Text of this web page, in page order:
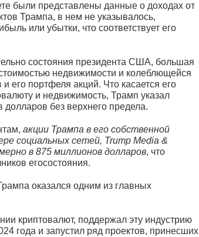
были представлены данные о доходах от
Трампа, в нем не указывалось,
или убытки, что соответствует его
состояния президента США, большая
недвижимости и колеблющейся
его портфеля акций. Что касается его
и недвижимость, Трамп указал
без верхнего предела.
акции Трампа в его собственной
социальных сетей, Trump Media &
в 875 миллионов долларов, что
егосостояния.
оказался одним из главных
криптовалют, поддержал эту индустрию
года и запустил ряд проектов, принесших